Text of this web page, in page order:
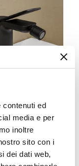
contenuti ed
media e per
inoltre
sito con i
dei dati web,
– Wing